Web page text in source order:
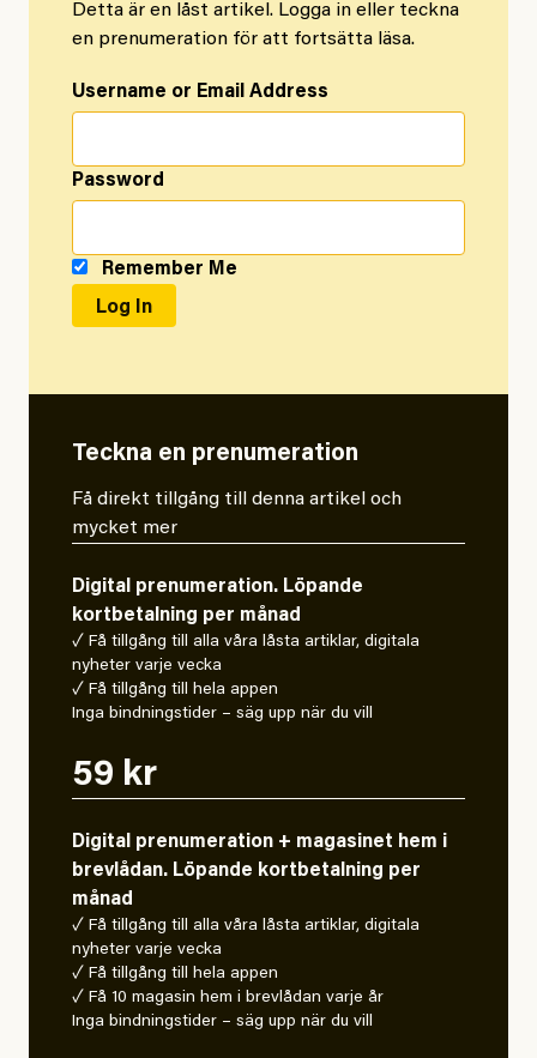
Detta är en låst artikel. Logga in eller teckna
en prenumeration för att fortsätta läsa.
Username or Email Address
Password
Remember Me
Teckna en prenumeration
Få direkt tillgång till denna artikel och
mycket mer
Digital prenumeration. Löpande
kortbetalning per månad
✓ Få tillgång till alla våra låsta artiklar, digitala
nyheter varje vecka
✓ Få tillgång till hela appen
Inga bindningstider – säg upp när du vill
59 kr
Digital prenumeration + magasinet hem i
brevlådan. Löpande kortbetalning per
månad
✓ Få tillgång till alla våra låsta artiklar, digitala
nyheter varje vecka
✓ Få tillgång till hela appen
✓ Få 10 magasin hem i brevlådan varje år
Inga bindningstider – säg upp när du vill